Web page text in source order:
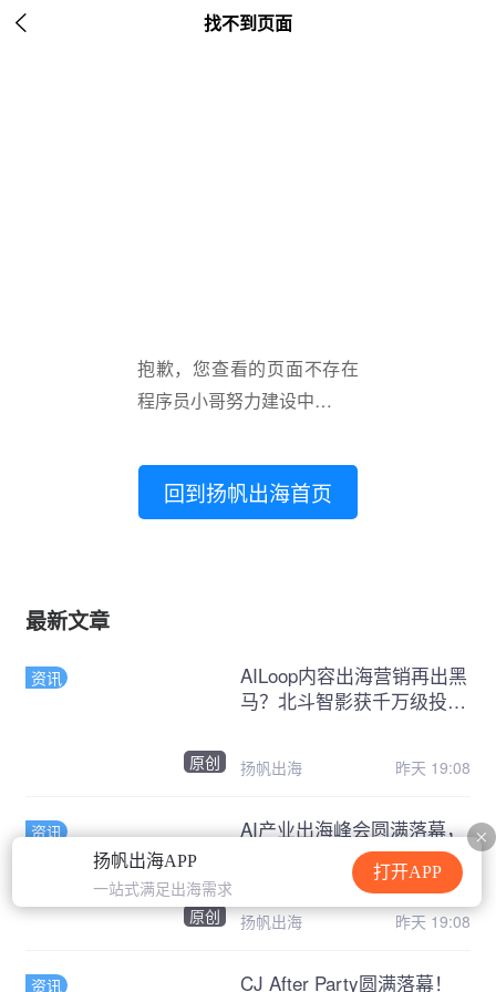
扬帆出海APP
一站式满足出海需求
打开APP
 找不到页面
抱歉，您查看的页面不存在
程序员小哥努力建设中…
回到扬帆出海首页
最新文章
资讯
原创
AILoop内容出海营销再出黑
马？北斗智影获千万级投
扬帆出海 昨天 19:08
资讯
原创
AI产业出海峰会圆满落幕，
一线操盘手共探全球化增长
扬帆出海 昨天 19:08
资讯 CJ After Party圆满落幕！